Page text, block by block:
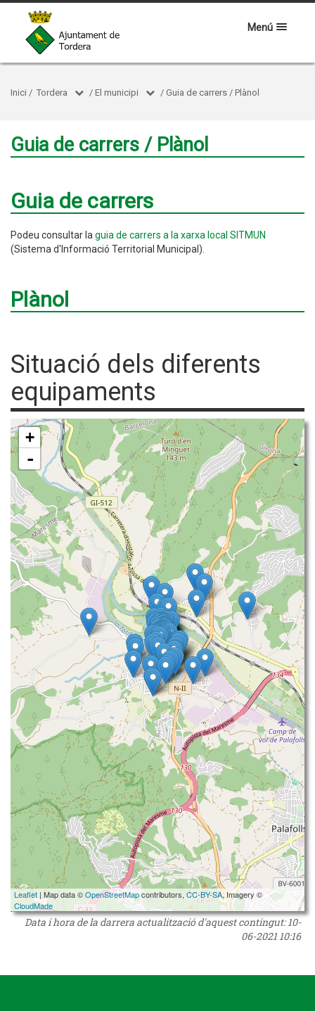
Menú
Inici / Tordera / El municipi / Guia de carrers / Plànol
Guia de carrers / Plànol
Guia de carrers
Podeu consultar la guia de carrers a la xarxa local SITMUN
(Sistema d'Informació Territorial Municipal).
Plànol
Situació dels diferents
equipaments
+
-
Leaflet | Map data ©OpenStreetMapcontributors, CC-BY-SA, Imagery ©
CloudMade
Data i hora de la darrera actualització d'aquest contingut:10-
06-2021 10:16